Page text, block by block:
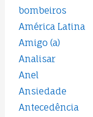
bombeiros
América Latina
Amigo (a)
Analisar
Anel
Ansiedade
Antecedência